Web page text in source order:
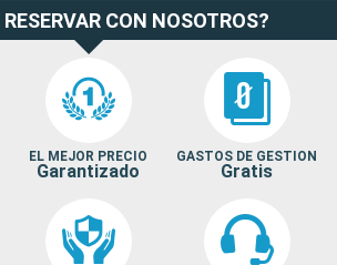
RESERVAR CON NOSOTROS?
EL MEJOR PRECIO
Garantizado
GASTOS DE GESTION
Gratis